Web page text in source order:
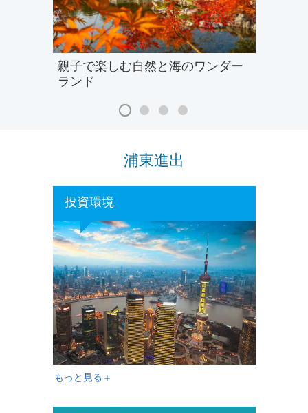
親子で楽しむ自然と海のワンダー
ランド
浦東進出
投資環境
もっと見る +